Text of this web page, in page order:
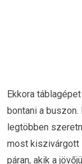
Ekkora
bontani a
legtöbben
most kiszivárgott
páran, akik a